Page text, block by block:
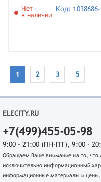
(515191-01)
Нет
в наличии
Код: 1038686-
1 2 3 5
ELECITY.RU
+7(499)455-05-98
9:00 - 21:00 (ПН-ПТ), 9:00 -
Обращаем Ваше внимание на то, что
исключительно информационный
информационные материалы и